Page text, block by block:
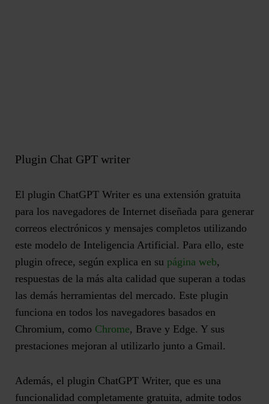
Plugin Chat GPT writer
El plugin ChatGPT Writer es una extensión gratuita
para los navegadores de Internet diseñada para generar
correos electrónicos y mensajes completos utilizando
este modelo de Inteligencia Artificial. Para ello, este
plugin ofrece, según explica en su página web,
respuestas de la más alta calidad que superan a todas
las demás herramientas del mercado. Este plugin
funciona en todos los navegadores basados ​​en
Chromium, como Chrome, Brave y Edge. Y sus
prestaciones mejoran al utilizarlo junto a Gmail.
Además, el plugin ChatGPT Writer, que es una
funcionalidad completamente gratuita, admite todos